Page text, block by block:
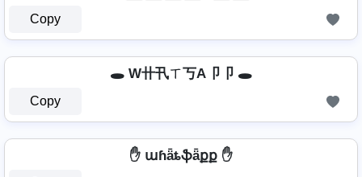
Copy
🕳️ W卄卂ㄒ丂A卩卩 🕳️
Copy
✋ աɦǟȶֆǟքք ✋